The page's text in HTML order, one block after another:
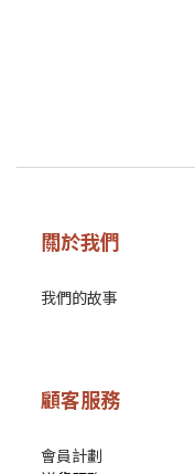
關於我們
我們的故事
顧客服務
會員計劃